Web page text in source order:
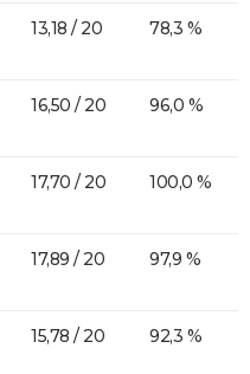
13,18 / 20 78,3 %
16,50 / 20 96,0 %
17,70 / 20 100,0 %
17,89 / 20 97,9 %
15,78 / 20 92,3 %